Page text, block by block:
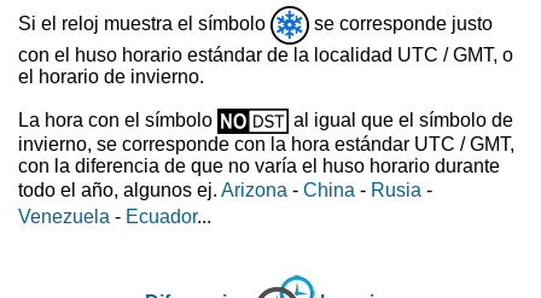
Si el reloj muestra el símbolo
se corresponde justo
con el huso horario estándar de la localidad UTC / GMT, o
el horario de invierno.
La hora con el símbolo
al igual que el símbolo de
invierno, se corresponde con la hora estándar UTC / GMT,
con la diferencia de que no varía el huso horario durante
todo el año, algunos ej. Arizona - China - Rusia -
Venezuela - Ecuador...